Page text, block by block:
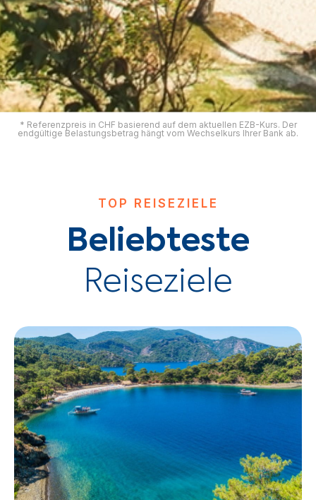
* Referenzpreis in CHF basierend auf dem aktuellen EZB-Kurs. Der
endgültige Belastungsbetrag hängt vom Wechselkurs Ihrer Bank ab.
TOP REISEZIELE
Beliebteste
Reiseziele